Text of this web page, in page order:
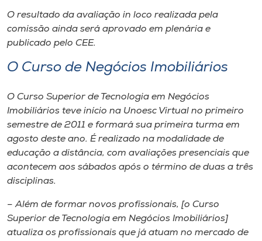
O resultado da avaliação in loco realizada pela
comissão ainda será aprovado em plenária e
publicado pelo CEE.
O Curso de Negócios Imobiliários
O Curso Superior de Tecnologia em Negócios
Imobiliários teve início na Unoesc Virtual no primeiro
semestre de 2011 e formará sua primeira turma em
agosto deste ano. É realizado na modalidade de
educação a distância, com avaliações presenciais que
acontecem aos sábados após o término de duas a três
disciplinas.
– Além de formar novos profissionais, [o Curso
Superior de Tecnologia em Negócios Imobiliários]
atualiza os profissionais que já atuam no mercado de